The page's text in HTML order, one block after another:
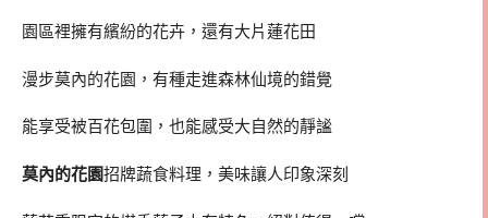
園區裡擁有繽紛的花卉，還有大片蓮花田
漫步莫內的花園，有種走進森林仙境的錯覺
能享受被百花包圍，也能感受大自然的靜謐
莫內的花園招牌蔬食料理，美味讓人印象深刻